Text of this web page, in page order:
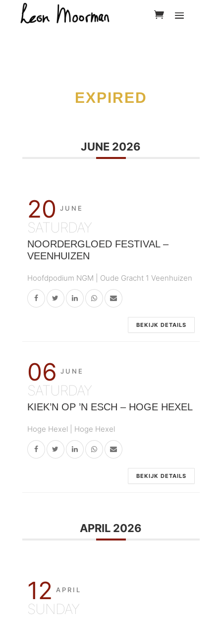
EXPIRED
JUNE 2026
20 JUNE
SATURDAY
NOORDERGLOED FESTIVAL –
VEENHUIZEN
Hoofdpodium NGM | Oude Gracht 1 Veenhuizen
BEKIJK DETAILS
06 JUNE
SATURDAY
KIEK’N OP ’N ESCH – HOGE HEXEL
Hoge Hexel | Hoge Hexel
BEKIJK DETAILS
APRIL 2026
12 APRIL
SUNDAY